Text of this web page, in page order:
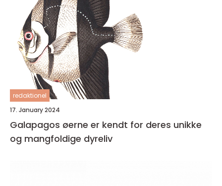
redaktionel
17. January 2024
Galapagos øerne er kendt for deres unikke
og mangfoldige dyreliv